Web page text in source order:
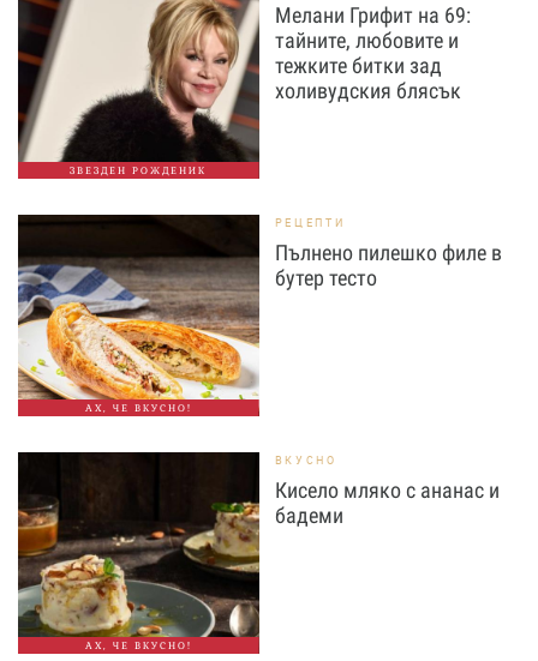
ЗВЕЗДЕН РОЖДЕНИК
Мелани Грифит на 69:
тайните, любовите и
тежките битки зад
холивудския блясък
АХ, ЧЕ ВКУСНО!
РЕЦЕПТИ
Пълнено пилешко филе в
бутер тесто
АХ, ЧЕ ВКУСНО!
ВКУСНО
Кисело мляко с ананас и
бадеми